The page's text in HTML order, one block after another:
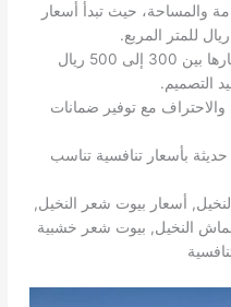
والمساحة، حيث تبدأ أسعار
البيوت الخشبية في النخيل تتراوح أسعارها بين 300 إلى 500 ريال
التصميم.
مع توفير ضمانات
بأسعار تنافسية تناسب
أسعار بيوت شعر النخيل,
النخيل, بيوت شعر خشبية